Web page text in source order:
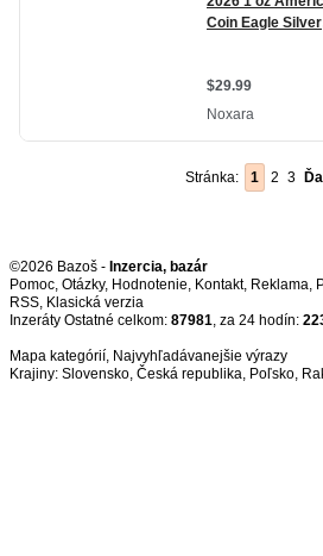
Stránka: 1 2 3
©2026 Bazoš - Inzercia, bazár
Pomoc, Otázky, Hodnotenie, Kontakt, Reklama,
RSS,
Inzeráty Ostatné celkom: 87981, za 24 hodín:
Mapa kategórií, Najvyhľadávanejšie výrazy
Krajiny: Slovensko, Česká republika, Poľsko,